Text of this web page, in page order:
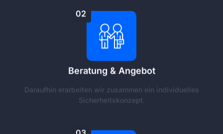
02
Beratung & Angebot
Daraufhin erarbeiten wir zusammen ein individuelles
Sicherheitskonzept.